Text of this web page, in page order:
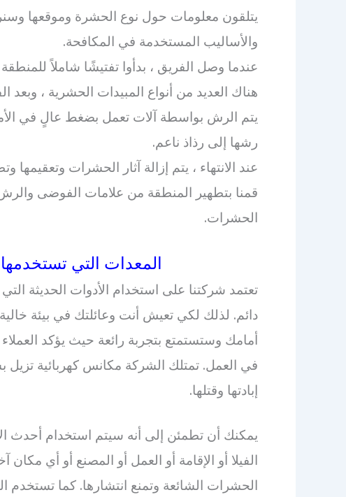
يتلقون معلومات حول نوع الحشرة وموقعها
والأساليب المستخدمة في المكافحة.
عندما وصل الفريق ، بدأوا تفتيشًا شاملاً
هناك العديد من أنواع المبيدات الحشرية ،
يتم الرش بواسطة آلات تعمل بضغط عالٍ في
رشها إلى رذاذ ناعم.
عند الانتهاء ، يتم إزالة آثار الحشرات وتعقيمها
قمنا بتطهير المنطقة من علامات الفوضى
الحشرات.
المعدات التي
تعتمد شركتنا على استخدام الأدوات الحديثة
دائم. لذلك لكي تعيش أنت وعائلتك في بيئة
أمامك وستستمتع بتجربة رائعة حيث يؤكد
في العمل. تمتلك الشركة مكانس كهربائية تزيل
إبادتها وقتلها.
يمكنك أن تطمئن إلى أنه سيتم استخدام أحدث
الفيلا أو الإقامة أو العمل أو المصنع أو أي
الحشرات الشائعة وتمنع انتشارها. كما